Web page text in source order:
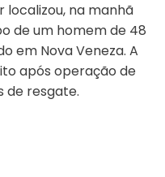
localizou, na manhã
de um homem de 48
em Nova Veneza. A
após operação de
de resgate.